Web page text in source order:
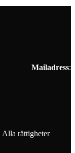
Mailadress:
rättigheter